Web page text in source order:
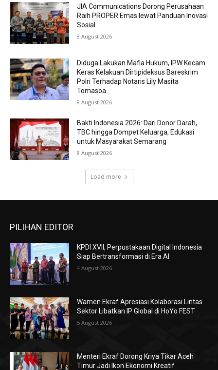
JIA Communications Dorong Perusahaan
Raih PROPER Emas lewat Panduan Inovasi
Sosial
8 August 2026
Diduga Lakukan Mafia Hukum, IPW Kecam
Keras Kelakuan Dirtipideksus Bareskrim
Polri Terhadap Notaris Lily Masita
Tomasoa
8 August 2026
Bakti Indonesia 2026: Dari Donor Darah,
TBC hingga Dompet Keluarga, Edukasi
untuk Masyarakat Semarang
8 August 2026
Load more
PILIHAN EDITOR
KPDI XVII, Perpustakaan Digital Indonesia
Siap Bertransformasi di Era AI
4 August 2026
Wamen Ekraf Apresiasi Kolaborasi Lintas
Sektor Libatkan IP Global di HoYo FEST
5 August 2026
Menteri Ekraf Dorong Kriya Tikar Aceh
Timur Jadi Ikon Ekonomi Kreatif